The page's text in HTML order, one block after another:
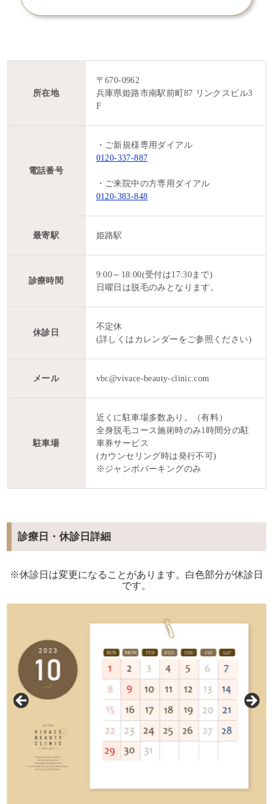
所在地
〒670-0962
兵庫県姫路市南駅前町87 リンクスビル3
F
電話番号
・ご新規様専用ダイアル
0120-337-887
・ご来院中の方専用ダイアル
0120-383-848
最寄駅 姫路駅
診療時間
9:00～18:00(受付は17:30まで)
日曜日は脱毛のみとなります。
休診日
不定休
(詳しくはカレンダーをご参照ください)
メール vbc@vivace-beauty-clinic.com
駐車場
近くに駐車場多数あり。（有料）
全身脱毛コース施術時のみ1時間分の駐
車券サービス
(カウンセリング時は発行不可)
※ジャンボパーキングのみ
診療日・休診日詳細
※休診日は変更になることがあります。白色部分が休診日
です。